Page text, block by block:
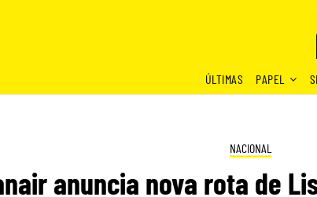
ÚLTIMAS
PAPEL
NACIONAL
anuncia nova rota de